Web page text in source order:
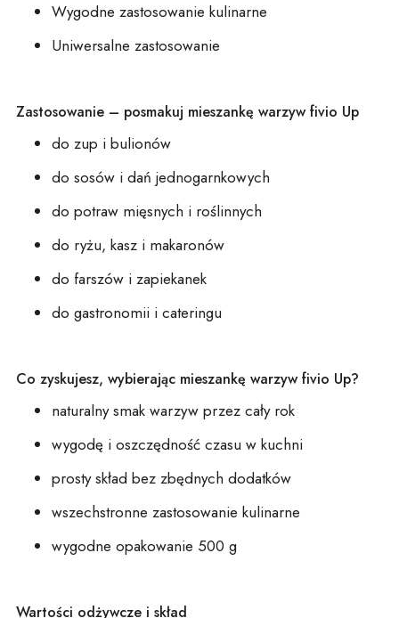
Wygodne zastosowanie kulinarne
Uniwersalne zastosowanie
Zastosowanie – posmakuj mieszankę warzyw fivio Up
do zup i bulionów
do sosów i dań jednogarnkowych
do potraw mięsnych i roślinnych
do ryżu, kasz i makaronów
do farszów i zapiekanek
do gastronomii i cateringu
Co zyskujesz, wybierając mieszankę warzyw fivio Up?
naturalny smak warzyw przez cały rok
wygodę i oszczędność czasu w kuchni
prosty skład bez zbędnych dodatków
wszechstronne zastosowanie kulinarne
wygodne opakowanie 500 g
Wartości odżywcze i skład